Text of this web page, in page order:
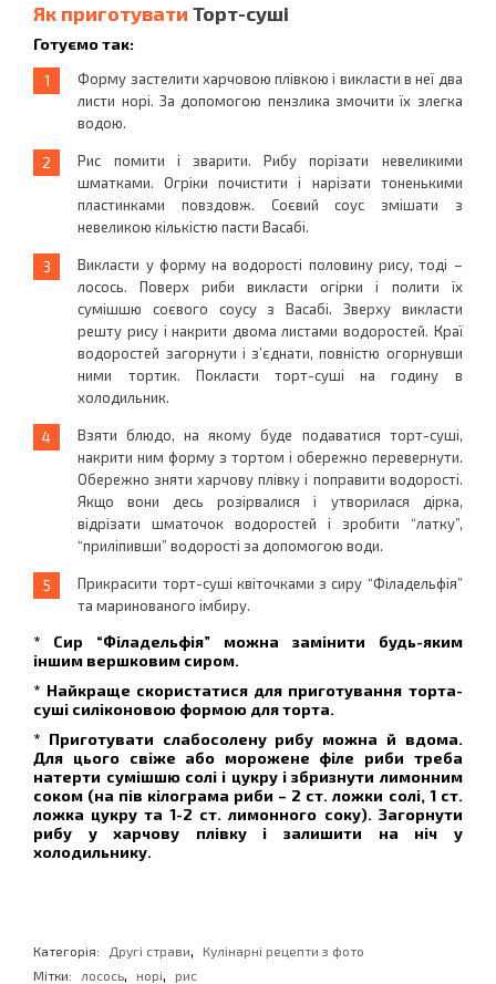
Як приготуватиТорт-суші
Готуємо так:
Форму застелити харчовою плівкою і викласти в неї два
листи норі. За допомогою пензлика змочити їх злегка
водою.
Рис помити і зварити. Рибу порізати невеликими
шматками. Огріки почистити і нарізати тоненькими
пластинками повздовж. Соєвий соус змішати з
невеликою кількістю пасти Васабі.
Викласти у форму на водорості половину рису, тоді –
лосось. Поверх риби викласти огірки і полити їх
сумішшю соєвого соусу з Васабі. Зверху викласти
решту рису і накрити двома листами водоростей. Краї
водоростей загорнути і з’єднати, повністю огорнувши
ними тортик. Покласти торт-суші на годину в
холодильник.
Взяти блюдо, на якому буде подаватися торт-суші,
накрити ним форму з тортом і обережно перевернути.
Обережно зняти харчову плівку і поправити водорості.
Якщо вони десь розірвалися і утворилася дірка,
відрізати шматочок водоростей і зробити “латку”,
“приліпивши” водорості за допомогою води.
Прикрасити торт-суші квіточками з сиру “Філадельфія”
та маринованого імбиру.
* Сир “Філадельфія” можна замінити будь-яким
іншим вершковим сиром.
* Найкраще скористатися для приготування торта-
суші силіконовою формою для торта.
* Приготувати слабосолену рибу можна й вдома.
Для цього свіже або морожене філе риби треба
натерти сумішшю солі і цукру і збризнути лимонним
соком (на пів кілограма риби – 2 ст. ложки солі, 1 ст.
ложка цукру та 1-2 ст. лимонного соку). Загорнути
рибу у харчову плівку і залишити на ніч у
холодильнику.
Категорія: Другі страви,
Кулінарні рецепти з фото
Мітки:
лосось, норі, рис